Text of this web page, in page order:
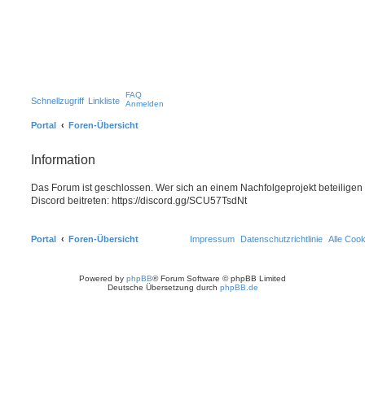
Schnellzugriff Linkliste
FAQ
Anmelden
Portal Foren-Übersicht
Information
Das Forum ist geschlossen. Wer sich an einem Nachfolgeprojekt
Discord beitreten: https://discord.gg/SCU57TsdNt
Portal Foren-Übersicht Alle
Datenschutzrichtlinie
Impressum
Powered by phpBB® Forum Software © phpBB Limited
Deutsche Übersetzung durch phpBB.de